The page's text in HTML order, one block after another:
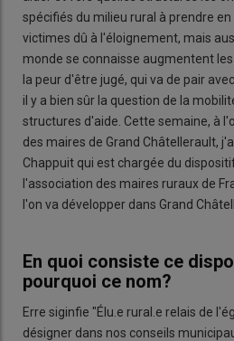
spécifiés du milieu rural à prendre
victimes dû à l'éloignement, mais
monde se connaisse augmentent
la peur d'être jugé, qui va de pair
il y a bien sûr la question de la
structures d'aide. Cette semaine, à
des maires de Grand Châtellerault,
Chappuit qui est chargée du
l'association des maires ruraux de
l'on va développer dans Grand
En quoi consiste ce
pourquoi ce nom?
Erre siginfie "Élu.e rural.e relais de
désigner dans nos conseils